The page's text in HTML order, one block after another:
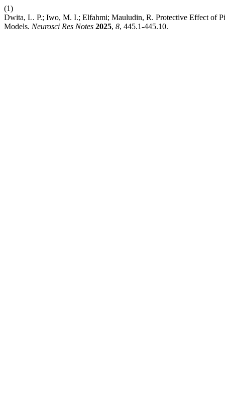
(1)
Dwita, L. P.; Iwo, M. I.; Elfahmi; Mauludin, R. Protective Effect of
Models. Neurosci Res Notes 2025, 8, 445.1-445.10.